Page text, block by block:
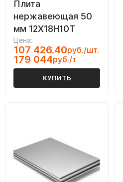
Плита
нержавеющая 50
мм 12Х18Н10Т
Цена:
107 426.40руб./шт.
179 044руб./т
КУПИТЬ